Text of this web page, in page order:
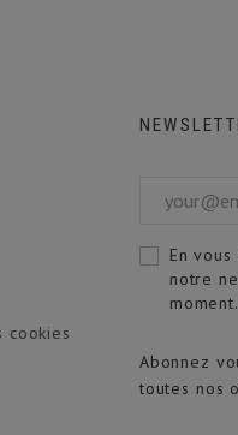
cookies
Abonnez
toutes nos
En
notre
moment.